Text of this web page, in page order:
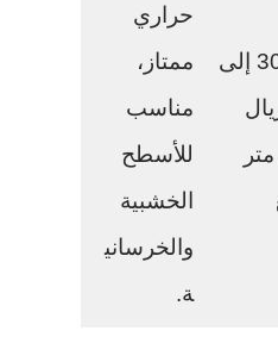
من 30 إلى
ريال
حراري
ممتاز،
مناسب
للأسطح
الخشبية
والخرساني
ة.